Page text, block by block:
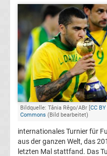
Fußballer
des
Jahres
Alle
Confed
Cup
Bildquelle: Tânia Rêgo/ABr [CC
Commons (Bild bearbeitet)
internationales Turnier für
aus der ganzen Welt, das
letzten Mal stattfand. Das